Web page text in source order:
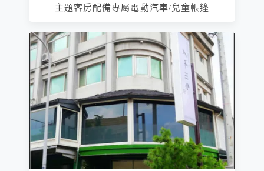
主題客房配備專屬電動汽車/兒童帳篷